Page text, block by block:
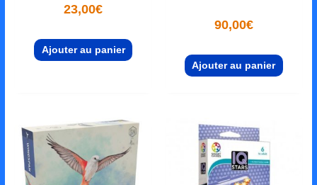
23,00€
Ajouter au panier
90,00€
Ajouter au panier